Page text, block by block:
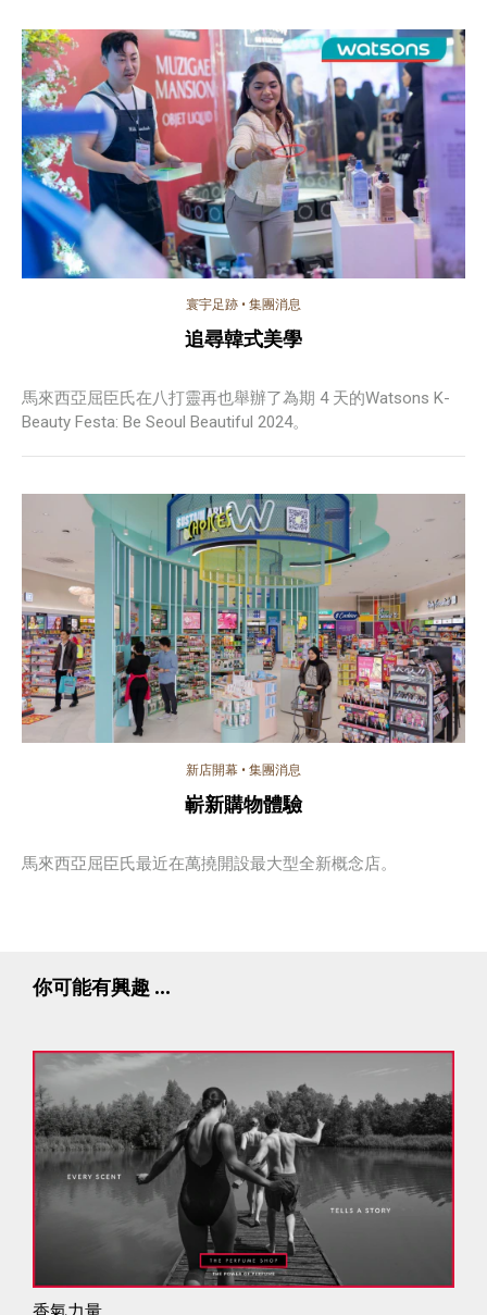
寰宇足跡 • 集團消息
追尋韓式美學
馬來西亞屈臣氏在八打靈再也舉辦了為期 4 天的Watsons K-
Beauty Festa: Be Seoul Beautiful 2024。
新店開幕 • 集團消息
嶄新購物體驗
馬來西亞屈臣氏最近在萬撓開設最大型全新概念店。
你可能有興趣 ...